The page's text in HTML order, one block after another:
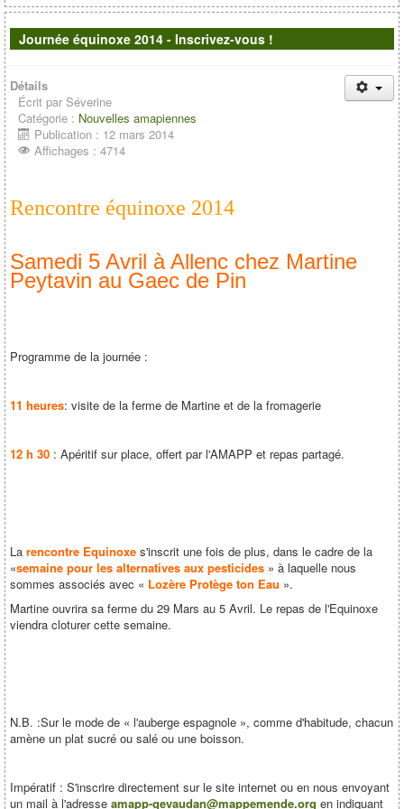
Journée équinoxe 2014 - Inscrivez-vous !
Détails
Écrit par Séverine
Catégorie : Nouvelles amapiennes
Publication : 12 mars 2014
Affichages : 4714
Rencontre équinoxe 2014
Samedi 5 Avril à Allenc chez Martine
Peytavin au Gaec de Pin
Programme de la journée :
11 heures: visite de la ferme de Martine et de la fromagerie
12 h 30 : Apéritif sur place, offert par l'AMAPP et repas partagé.
La rencontre Equinoxe s'inscrit une fois de plus, dans le cadre de la
«semaine pour les alternatives aux pesticides » à laquelle nous
sommes associés avec « Lozère Protège ton Eau ».
Martine ouvrira sa ferme du 29 Mars au 5 Avril. Le repas de l'Equinoxe
viendra cloturer cette semaine.
N.B. :Sur le mode de « l'auberge espagnole », comme d'habitude, chacun
amène un plat sucré ou salé ou une boisson.
Impératif : S'inscrire directement sur le site internet ou en nous envoyant
un mail à l'adresse amapp-gevaudan@mappemende.org en indiquant